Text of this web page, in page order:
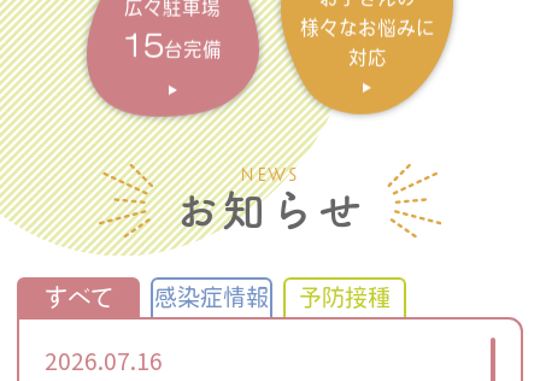
広々駐車場
15台完備
様々なお悩みに
対応
NEWS
お知らせ
すべて 感染症情報 予防接種
2026.07.16